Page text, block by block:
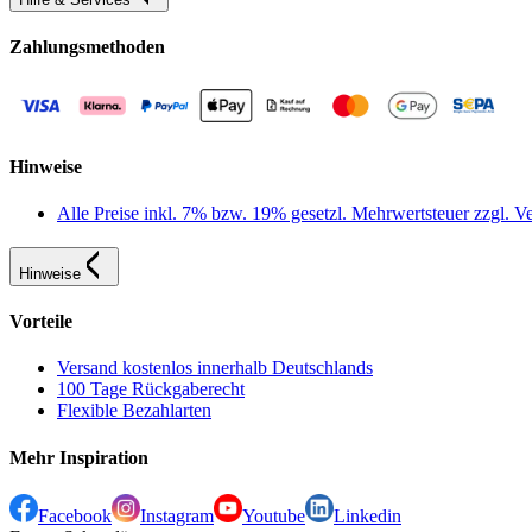
Zahlungsmethoden
Hinweise
Alle Preise inkl. 7% bzw. 19% gesetzl. Mehrwertsteuer zzgl.
Hinweise
Vorteile
Versand kostenlos innerhalb Deutschlands
100 Tage Rückgaberecht
Flexible Bezahlarten
Mehr Inspiration
Facebook Instagram Youtube
Linkedin